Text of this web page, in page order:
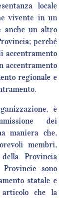
locale
vivente in un
anche un altro
perché
accentramento
accentramento
regionale e
è
dei
maniera che,
membri,
Provincia
sono
statale e
articolo che la